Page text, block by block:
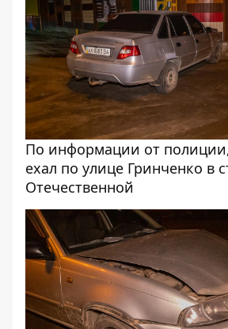
По информации от
ехал по улице Гринченко в
Отечественной